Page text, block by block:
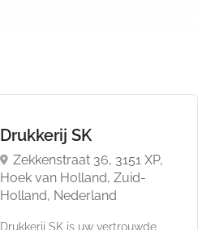
Drukkerij SK
Zekkenstraat 36, 3151 XP,
Hoek van Holland, Zuid-
Holland, Nederland
Drukkerij SK is uw vertrouwde